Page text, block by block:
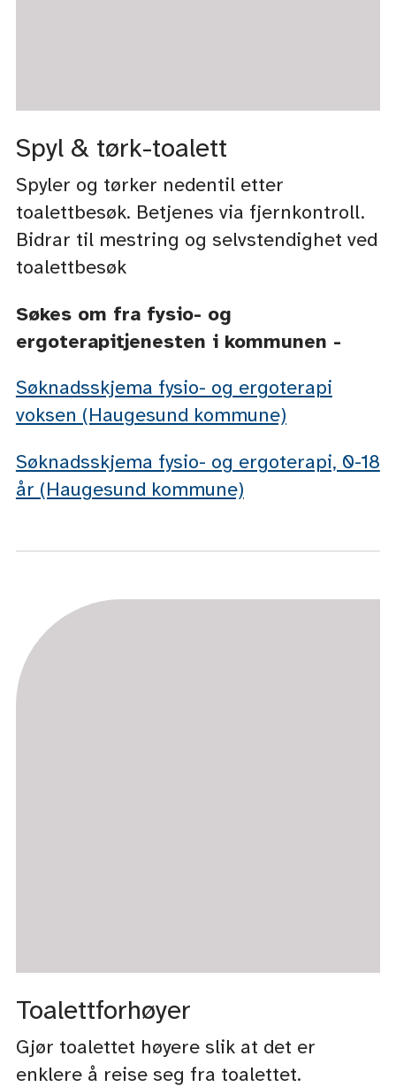
Spyl & tørk-toalett
Spyler og tørker nedentil etter
toalettbesøk. Betjenes via fjernkontroll.
Bidrar til mestring og selvstendighet ved
toalettbesøk
Søkes om fra fysio- og
ergoterapitjenesten i kommunen -
Søknadsskjema fysio- og ergoterapi
voksen (Haugesund kommune)
Søknadsskjema fysio- og ergoterapi, 0-18
år (Haugesund kommune)
Toalettforhøyer
Gjør toalettet høyere slik at det er
enklere å reise seg fra toalettet.